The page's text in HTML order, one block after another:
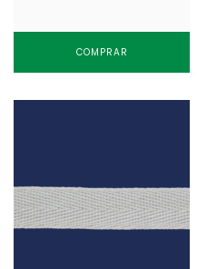
COMPRAR